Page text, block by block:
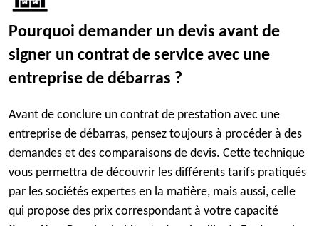
Pourquoi demander un devis avant de
signer un contrat de service avec une
entreprise de débarras ?
Avant de conclure un contrat de prestation avec une
entreprise de débarras, pensez toujours à procéder à des
demandes et des comparaisons de devis. Cette technique
vous permettra de découvrir les différents tarifs pratiqués
par les sociétés expertes en la matière, mais aussi, celle
qui propose des prix correspondant à votre capacité